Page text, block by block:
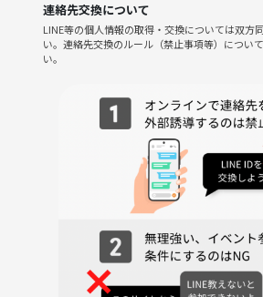
連絡先交換について
LINE等の個人情報の取得・交換については双方
い。連絡先交換のルール（禁止事項等）につい
い。